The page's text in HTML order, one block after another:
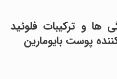
ها و ترکیبات فلوئید
پوست بایومارین